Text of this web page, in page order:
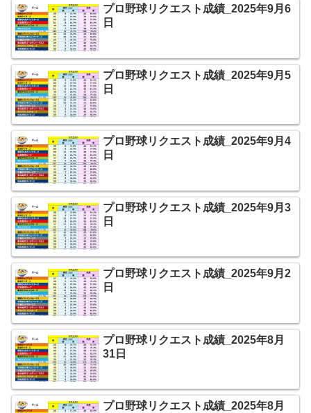
プロ野球リクエスト成績_2025年9月6
日
プロ野球リクエスト成績_2025年9月5
日
プロ野球リクエスト成績_2025年9月4
日
プロ野球リクエスト成績_2025年9月3
日
プロ野球リクエスト成績_2025年9月2
日
プロ野球リクエスト成績_2025年8月
31日
プロ野球リクエスト成績_2025年8月